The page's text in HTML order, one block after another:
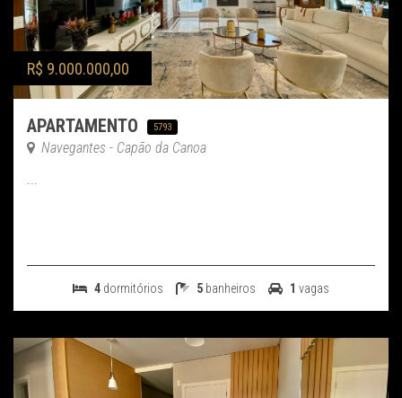
R$ 9.000.000,00
APARTAMENTO 5793
Navegantes - Capão da Canoa
...
4 dormitórios 5 banheiros 1 vagas